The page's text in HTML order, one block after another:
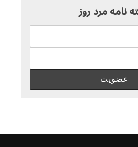
نامه مرد روز